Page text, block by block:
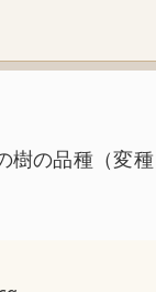
樹の品種（変